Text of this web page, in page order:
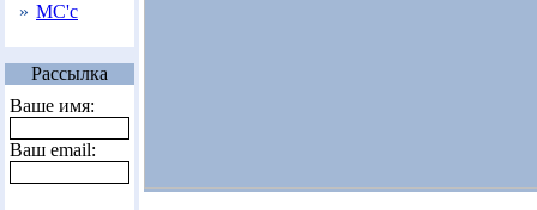
» МС'с
Рассылка
Ваше имя:
Ваш email: